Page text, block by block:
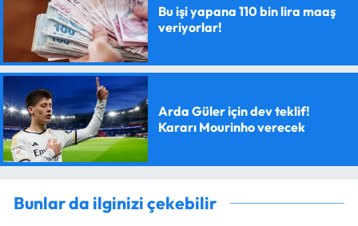
Bu işi yapana 110 bin lira maaş
veriyorlar!
Arda Güler için dev teklif!
Kararı Mourinho verecek
Bunlar da ilginizi çekebilir